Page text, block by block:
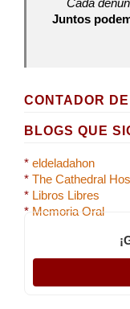
Cada
Juntos
CONTADOR
BLOGS QUE
* eldeladahon
* The Cathedral
* Libros Libres
* Memoria Oral